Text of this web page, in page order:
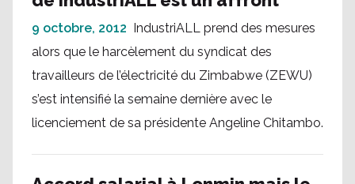
9 octobre, 2012 IndustriALL prend des mesures
alors que le harcèlement du syndicat des
travailleurs de l’électricité du Zimbabwe (ZEWU)
s’est intensifié la semaine dernière avec le
licenciement de sa présidente Angeline Chitambo.